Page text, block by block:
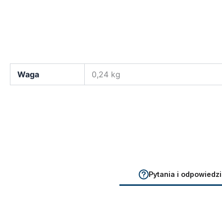
Waga 0,24 kg
Pytania i